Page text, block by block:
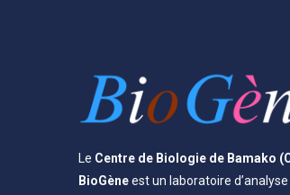
Le Centre de Biologie de Bamako
BioGèneest un laboratoire d’analyse